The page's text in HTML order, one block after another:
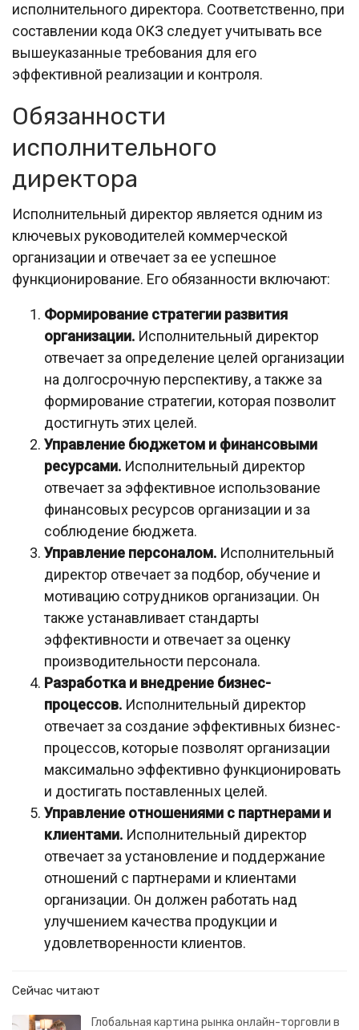
исполнительного директора. Соответственно, при
составлении кода ОКЗ следует учитывать все
вышеуказанные требования для его
эффективной реализации и контроля.
Обязанности
исполнительного
директора
Исполнительный директор является одним из
ключевых руководителей коммерческой
организации и отвечает за ее успешное
функционирование. Его обязанности включают:
Формирование стратегии развития
организации. Исполнительный директор
отвечает за определение целей организации
на долгосрочную перспективу, а также за
формирование стратегии, которая позволит
достигнуть этих целей.
Управление бюджетом и финансовыми
ресурсами. Исполнительный директор
отвечает за эффективное использование
финансовых ресурсов организации и за
соблюдение бюджета.
Управление персоналом. Исполнительный
директор отвечает за подбор, обучение и
мотивацию сотрудников организации. Он
также устанавливает стандарты
эффективности и отвечает за оценку
производительности персонала.
Разработка и внедрение бизнес-
процессов. Исполнительный директор
отвечает за создание эффективных бизнес-
процессов, которые позволят организации
максимально эффективно функционировать
и достигать поставленных целей.
Управление отношениями с партнерами и
клиентами. Исполнительный директор
отвечает за установление и поддержание
отношений с партнерами и клиентами
организации. Он должен работать над
улучшением качества продукции и
удовлетворенности клиентов.
Сейчас читают
Глобальная картина рынка онлайн-торговли в